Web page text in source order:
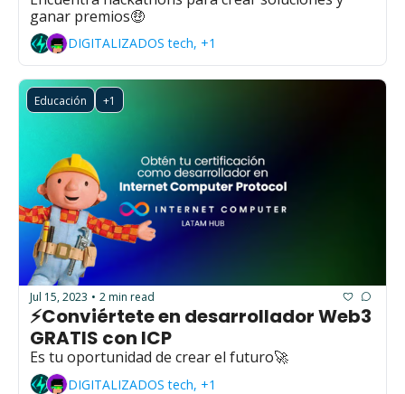
ganar premios🤑
DIGITALIZADOS tech, +1
Educación +1
Jul 15, 2023 • 2 min read
⚡Conviértete en desarrollador Web3
GRATIS con ICP
Es tu oportunidad de crear el futuro🚀
DIGITALIZADOS tech, +1